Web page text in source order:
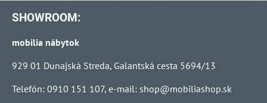
SHOWROOM:
mobilia nábytok
929 01 Dunajská Streda, Galantská cesta 5694/13
Telefón: 0910 151 107, e-mail: shop@mobiliashop.sk